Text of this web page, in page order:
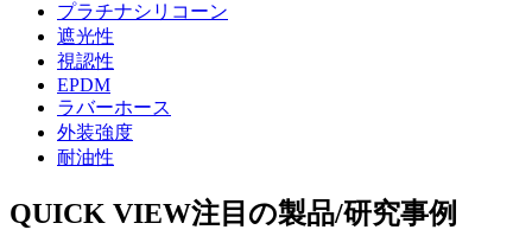
プラチナシリコーン
遮光性
視認性
EPDM
ラバーホース
外装強度
耐油性
QUICK VIEW注目の製品/研究事例